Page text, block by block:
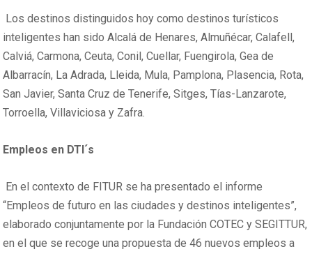
Los destinos distinguidos hoy como destinos turísticos
inteligentes han sido Alcalá de Henares, Almuñécar, Calafell,
Calviá, Carmona, Ceuta, Conil, Cuellar, Fuengirola, Gea de
Albarracín, La Adrada, Lleida, Mula, Pamplona, Plasencia, Rota,
San Javier, Santa Cruz de Tenerife, Sitges, Tías-Lanzarote,
Torroella, Villaviciosa y Zafra.
Empleos en DTI´s
En el contexto de FITUR se ha presentado el informe
“Empleos de futuro en las ciudades y destinos inteligentes”,
elaborado conjuntamente por la Fundación COTEC y SEGITTUR,
en el que se recoge una propuesta de 46 nuevos empleos a